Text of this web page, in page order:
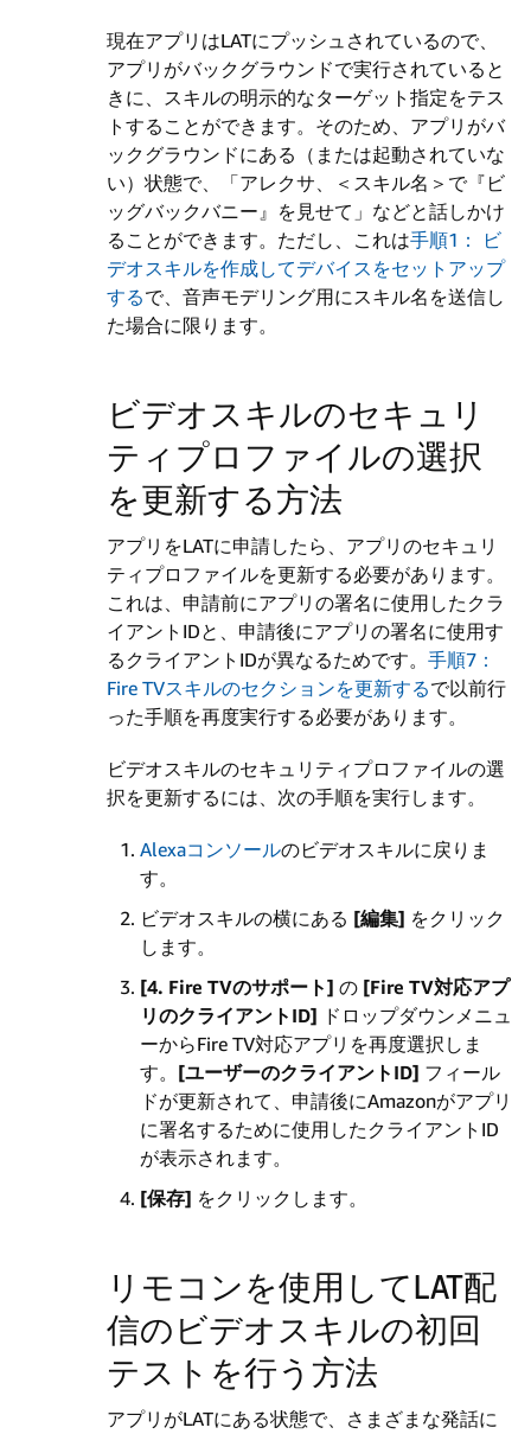
現在アプリはLATにプッシュされているので、
アプリがバックグラウンドで実行されていると
きに、スキルの明示的なターゲット指定をテス
トすることができます。そのため、アプリがバ
ックグラウンドにある（または起動されていな
い）状態で、「アレクサ、＜スキル名＞で『ビ
ッグバックバニー』を見せて」などと話しかけ
ることができます。ただし、これは手順1： ビ
デオスキルを作成してデバイスをセットアップ
するで、音声モデリング用にスキル名を送信し
た場合に限ります。
ビデオスキルのセキュリ
ティプロファイルの選択
を更新する方法
アプリをLATに申請したら、アプリのセキュリ
ティプロファイルを更新する必要があります。
これは、申請前にアプリの署名に使用したクラ
イアントIDと、申請後にアプリの署名に使用す
るクライアントIDが異なるためです。 手順7：
Fire TVスキルのセクションを更新するで以前行
った手順を再度実行する必要があります。
ビデオスキルのセキュリティプロファイルの選
択を更新するには、次の手順を実行します。
Alexaコンソールのビデオスキルに戻りま
す。
ビデオスキルの横にある [編集] をクリック
します。
[4. Fire TVのサポート] の [Fire TV対応アプ
リのクライアントID] ドロップダウンメニュ
ーからFire TV対応アプリを再度選択しま
す。 [ユーザーのクライアントID] フィール
ドが更新されて、申請後にAmazonがアプリ
に署名するために使用したクライアントID
が表示されます。
[保存] をクリックします。
リモコンを使用してLAT配
信のビデオスキルの初回
テストを行う方法
アプリがLATにある状態で、さまざまな発話に